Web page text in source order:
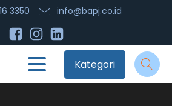
3350 info@bapj.co.id
Kategori